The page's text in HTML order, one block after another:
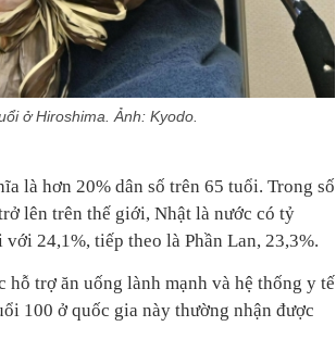
ở Hiroshima. Ảnh: Kyodo.
là hơn 20% dân số trên 65 tuổi. Trong số
lên trên thế giới, Nhật là nước có tỷ
24,1%, tiếp theo là Phần Lan, 23,3%.
trợ ăn uống lành mạnh và hệ thống y tế
100 ở quốc gia này thường nhận được